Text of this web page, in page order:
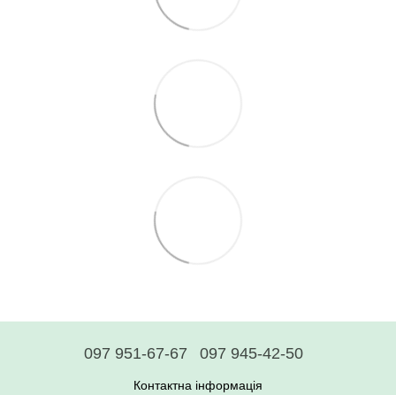
097 951-67-67 097 945-42-50
Контактна інформація